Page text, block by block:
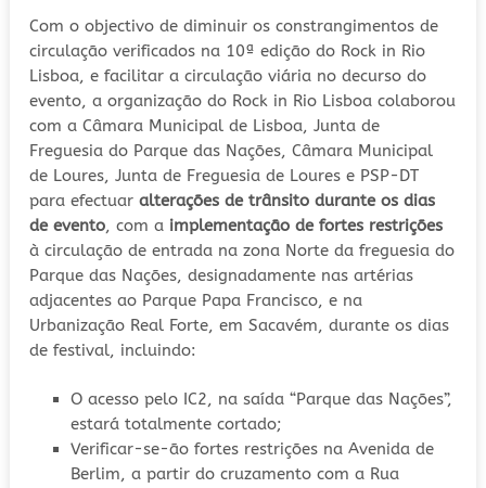
Com o objectivo de diminuir os constrangimentos de
circulação verificados na 10ª edição do Rock in Rio
Lisboa, e facilitar a circulação viária no decurso do
evento, a organização do Rock in Rio Lisboa colaborou
com a Câmara Municipal de Lisboa, Junta de
Freguesia do Parque das Nações, Câmara Municipal
de Loures, Junta de Freguesia de Loures e PSP-DT
para efectuar alterações de trânsito durante os dias
de evento, com a implementação de fortes restrições
à circulação de entrada na zona Norte da freguesia do
Parque das Nações, designadamente nas artérias
adjacentes ao Parque Papa Francisco, e na
Urbanização Real Forte, em Sacavém, durante os dias
de festival, incluindo:
O acesso pelo IC2, na saída “Parque das Nações”,
estará totalmente cortado;
Verificar-se-ão fortes restrições na Avenida de
Berlim, a partir do cruzamento com a Rua